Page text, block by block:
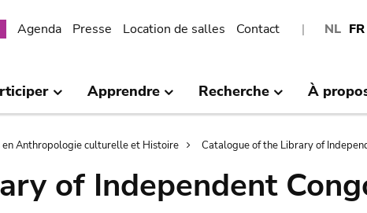
NL FR
Agenda Presse Location de salles Contact
Apprendre Recherche À
Anthropologie culturelle et Histoire Catalogue of the Library of
of Independent